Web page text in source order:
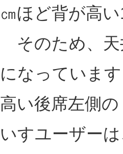
㎝ほど背が高
そのため、天
になっていま
高い後席左側
いすユーザー